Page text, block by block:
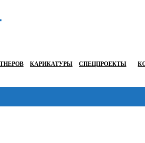
КАРИКАТУРЫ СПЕЦПРОЕКТЫ